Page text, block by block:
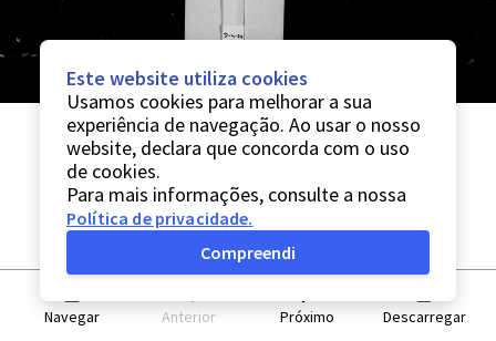
Navegar Anterior Próximo Descarregar
Este website utiliza cookies
Usamos cookies para melhorar a sua
experiência de navegação. Ao usar o nosso
website, declara que concorda com o uso
de cookies.
Para mais informações, consulte a nossa
Política de privacidade.
Compreendi